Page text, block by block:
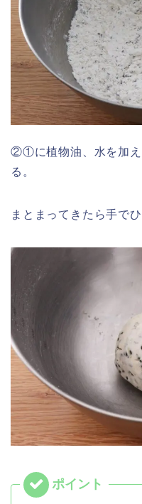
②①に植物油、水を加え
る。
まとまってきたら手で